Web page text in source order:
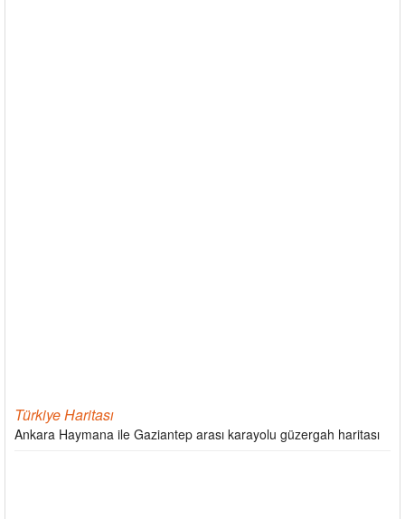
Türkiye Haritası
Ankara Haymana ile Gaziantep arası karayolu güzergah haritası